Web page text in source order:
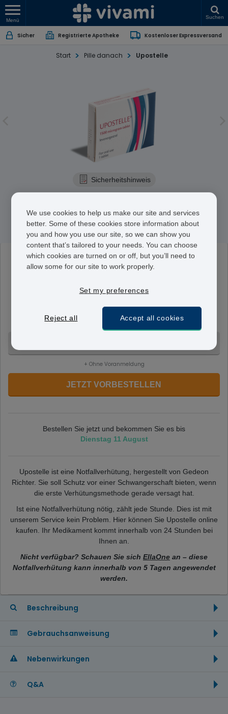
Menü
Suchen
Sicher Registrierte Apotheke Kostenloser Expressversand
Start Pille danach Upostelle
Sicherheitshinweis
Levonorgestrel
Upostelle
1500 µg
Diese Notfallverhütung besteht aus 1 Tablette, die 1500
eingenommen, spätestens 72 Stunden nach dem
ungeschützten Geschlechtsverkehr.
+ Ohne Voranmeldung
JETZT VORBESTELLEN
Bestellen Sie jetzt und bekommen Sie es bis
Dienstag 11 August
Upostelle ist eine Notfallverhütung, hergestellt von Gedeon
Richter. Sie soll Schutz vor einer Schwangerschaft bieten, wenn
die erste Verhütungsmethode gerade versagt hat.
Ist eine Notfallverhütung nötig, zählt jede Stunde. Dies ist mit
unserem Service kein Problem. Hier können Sie Upostelle online
kaufen. Ihr Medikament kommt innerhalb von 24 Stunden bei
Ihnen an.
Nicht verfügbar? Schauen Sie sich EllaOne an – diese
Notfallverhütung kann innerhalb von 5 Tagen angewendet
werden.
Beschreibung
Gebrauchsanweisung
Nebenwirkungen
Q&A
We use cookies to help us make our site and services
better. Some of these cookies store information about
you and how you use our site, so we can show you
content that’s tailored to your needs. You can choose
which cookies are turned on or off, but you’ll need to
allow some for our site to work properly.
Set my preferences
Reject all Accept all cookies